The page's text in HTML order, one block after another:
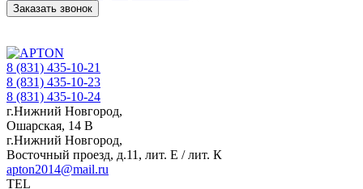
Заказать звонок
8 (831) 435-10-21
8 (831) 435-10-23
8 (831) 435-10-24
г.Нижний Новгород,
Ошарская, 14 В
г.Нижний Новгород,
Восточный проезд, д.11, лит. Е / лит. К
apton2014@mail.ru
TEL